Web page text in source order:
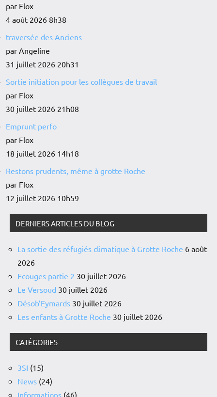
par Flox
4 août 2026 8h38
traversée des Anciens
par Angeline
31 juillet 2026 20h31
Sortie initiation pour les collègues de travail
par Flox
30 juillet 2026 21h08
Emprunt perfo
par Flox
18 juillet 2026 14h18
Restons prudents, même à grotte Roche
par Flox
12 juillet 2026 10h59
DERNIERS ARTICLES DU BLOG
La sortie des réfugiés climatique à Grotte Roche 6 août
2026
Ecouges partie 2 30 juillet 2026
Le Versoud 30 juillet 2026
Désob’Eymards 30 juillet 2026
Les enfants à Grotte Roche 30 juillet 2026
CATÉGORIES
3SI (15)
News (24)
Informations (46)